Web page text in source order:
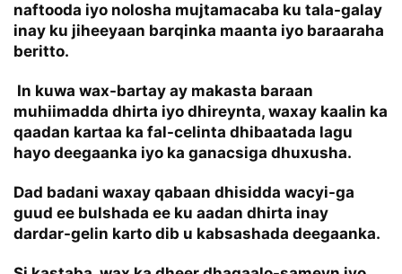
naftooda iyo nolosha mujtamacaba ku tala-galay
inay ku jiheeyaan barqinka maanta iyo baraaraha
beritto.
In kuwa wax-bartay ay makasta baraan
muhiimadda dhirta iyo dhireynta, waxay kaalin ka
qaadan kartaa ka fal-celinta dhibaatada lagu
hayo deegaanka iyo ka ganacsiga dhuxusha.
Dad badani waxay qabaan dhisidda wacyi-ga
guud ee bulshada ee ku aadan dhirta inay
dardar-gelin karto dib u kabsashada deegaanka.